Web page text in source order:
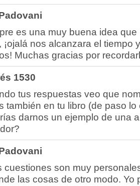
es una muy buena idea
¡ojalá nos alcanzara el tiempo
Muchas gracias por
1530
tus respuestas veo que
también en tu libro (de paso
darnos un ejemplo de una
cuestiones son muy
las cosas de otro modo. Yo